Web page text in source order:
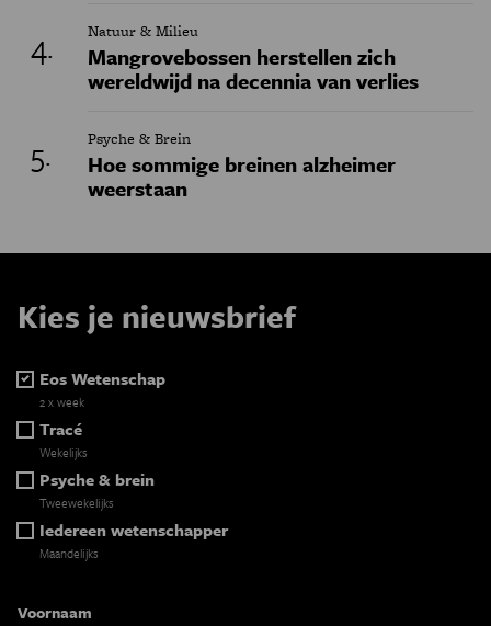
Natuur & Milieu
Mangrovebossen herstellen zich
wereldwijd na decennia van verlies
Psyche & Brein
Hoe sommige breinen alzheimer
weerstaan
Kies je nieuwsbrief
Eos Wetenschap
2 x week
Tracé
Wekelijks
Psyche & brein
Tweewekelijks
Iedereen wetenschapper
Maandelijks
Voornaam